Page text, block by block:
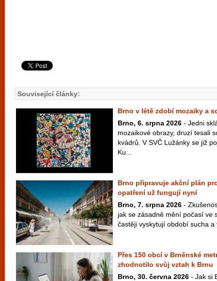
Související články:
Brno v létě zdobí mozaiky a
Brno, 6. srpna 2026 - Jedni
mozaikové obrazy, druzí tesali
kvádrů. V SVČ Lužánky se již
Ku...
Brno připravuje akční plán
opatření už fungují nyní
Brno, 7. srpna 2026 -
jak se zásadně mění počasí ve
častěji vyskytují období sucha a
Přes 150 obcí v Brněnské
zhodnotilo svůj vztah k Brnu
Brno, 30. června 2026 - Jak si